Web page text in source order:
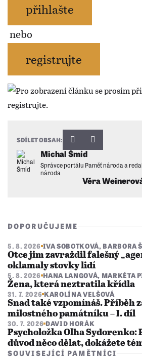
přihlašte
nebo
registrujte
Věra
Michal Šmíd
Správce portálu Paměť národa a
národa
SDÍLET OBSAH:
DOPORUČUJEME
5. 8. 2026 IVA SOBOTKOVÁ, BARBORA
Otce jim zavraždil falešný
oklamaly stovky lidí
5. 8. 2026 HANA LANGOVÁ, MARKÉTA
Žena, která neztratila křídla
31. 7. 2026 KAROLÍNA VELŠOVÁ
Snad také vzpomínáš. Příběh
milostného památníku – I. díl
30. 7. 2026 DAVID HORÁK
Psycholožka Olha Sydorenko:
důvod něco dělat, dokážete
SOUVISEJÍCÍ PAMĚTNÍCI